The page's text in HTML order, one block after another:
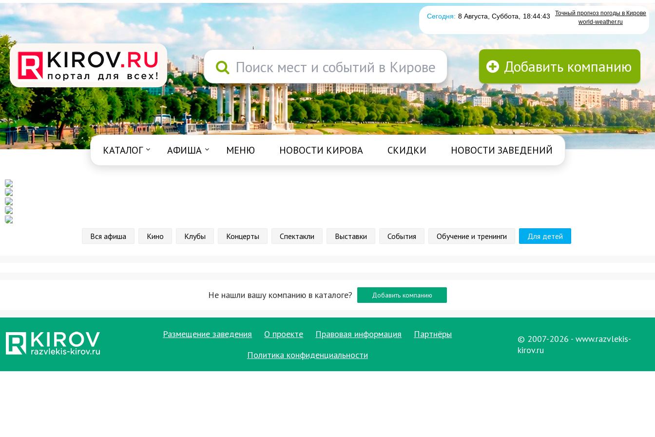
Сегодня: 8 Августа, Суббота 18:44:43
Точный прогноз погоды в Кирове
world-weather.ru
Поиск мест и событий в Кирове Добавить компанию
КАТАЛОГ АФИША МЕНЮ НОВОСТИ КИРОВА СКИДКИ НОВОСТИ ЗАВЕДЕНИЙ
Вся афиша Кино Клубы Концерты Спектакли Выставки События Обучение и тренинги Для детей
Не нашли вашу компанию в каталоге? Добавить компанию
Размещение заведения О проекте Правовая информация
Партнёры
Политика конфиденциальности
© 2007-2026 - www.razvlekis-
kirov.ru